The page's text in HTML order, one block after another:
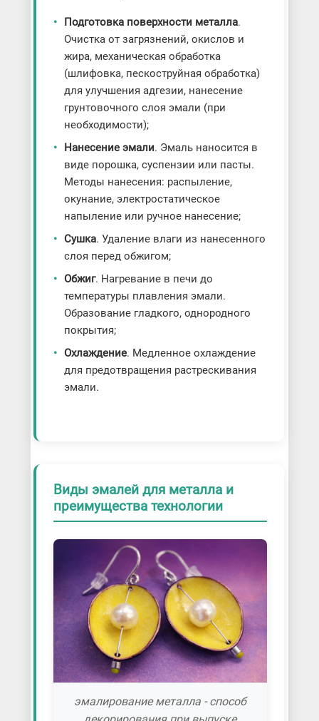
Подготовка поверхности металла.
Очистка от загрязнений, окислов и
жира, механическая обработка
(шлифовка, пескоструйная обработка)
для улучшения адгезии, нанесение
грунтовочного слоя эмали (при
необходимости);
Нанесение эмали. Эмаль наносится в
виде порошка, суспензии или пасты.
Методы нанесения: распыление,
окунание, электростатическое
напыление или ручное нанесение;
Сушка. Удаление влаги из нанесенного
слоя перед обжигом;
Обжиг. Нагревание в печи до
температуры плавления эмали.
Образование гладкого, однородного
покрытия;
Охлаждение. Медленное охлаждение
для предотвращения растрескивания
эмали.
Виды эмалей для металла и
преимущества технологии
эмалирование металла - способ